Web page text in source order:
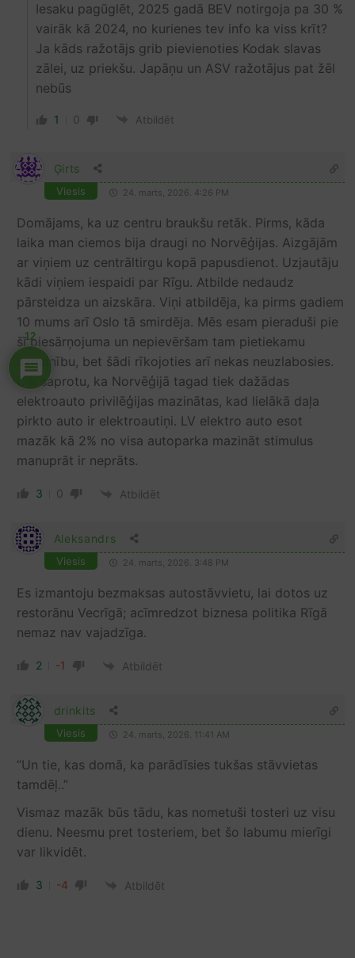
Iesaku pagūglēt, 2025 gadā BEV notirgoja pa 30 %
vairāk kā 2024, no kurienes tev info ka viss krīt?
Ja kāds ražotājs grib pievienoties Kodak slavas
zālei, uz priekšu. Japāņu un ASV ražotājus pat žēl
nebūs
1 0 Atbildēt
Ģirts
Viesis 24. marts, 2026. 4:26 PM
Domājams, ka uz centru braukšu retāk. Pirms, kāda
laika man ciemos bija draugi no Norvēģijas. Aizgājām
ar viņiem uz centrāltirgu kopā papusdienot. Uzjautāju
kādi viņiem iespaidi par Rīgu. Atbilde nedaudz
pārsteidza un aizskāra. Viņi atbildēja, ka pirms gadiem
10 mums arī Oslo tā smirdēja. Mēs esam pieraduši pie
šī piesārņojuma un nepievēršam tam pietiekamu
uzmanību, bet šādi rīkojoties arī nekas neuzlabosies.
Cik saprotu, ka Norvēģijā tagad tiek dažādas
elektroauto privilēģijas mazinātas, kad lielākā daļa
pirkto auto ir elektroautiņi. LV elektro auto esot
mazāk kā 2% no visa autoparka mazināt stimulus
manuprāt ir neprāts.
3 0 Atbildēt
Aleksandrs
Viesis 24. marts, 2026. 3:48 PM
Es izmantoju bezmaksas autostāvvietu, lai dotos uz
restorānu Vecrīgā; acīmredzot biznesa politika Rīgā
nemaz nav vajadzīga.
2 -1 Atbildēt
drinkits
Viesis 24. marts, 2026. 11:41 AM
“Un tie, kas domā, ka parādīsies tukšas stāvvietas
tamdēļ..”
Vismaz mazāk būs tādu, kas nometuši tosteri uz visu
dienu. Neesmu pret tosteriem, bet šo labumu mierīgi
var likvidēt.
3 -4 Atbildēt
12